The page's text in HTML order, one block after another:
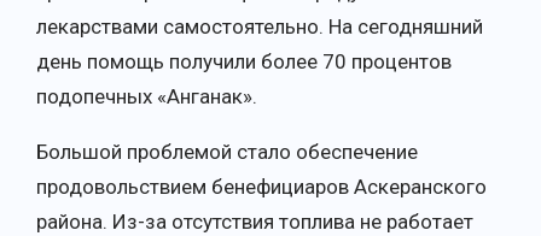
лекарствами самостоятельно. На сегодняшний
день помощь получили более 70 процентов
подопечных «Анганак».
Большой проблемой стало обеспечение
продовольствием бенефициаров Аскеранского
района. Из-за отсутствия топлива не работает